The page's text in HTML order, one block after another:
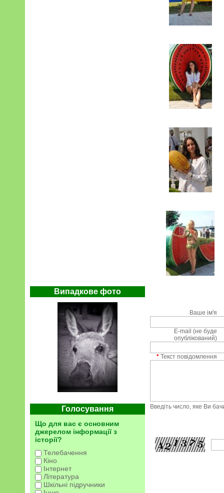
Випадкове фото
Голосування
Що для вас є основним
джерелом інформації з
історії?
Телебачення
Кіно
Інтернет
Література
Шкільні підручники
Ваше ім'я
E-mail (не буде
опублікований)
* Текст повідомлення
Введіть число, яке Ви